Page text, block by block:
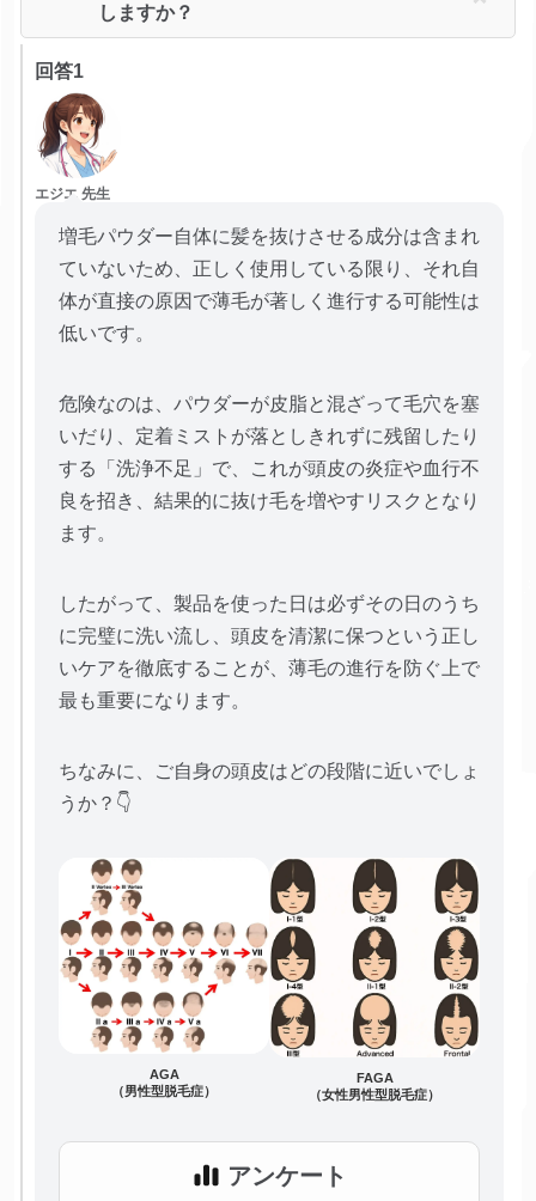
しますか？
回答1
エジエ 先生
増毛パウダー自体に髪を抜けさせる成分は含まれ
ていないため、正しく使用している限り、それ自
体が直接の原因で薄毛が著しく進行する可能性は
低いです。
危険なのは、パウダーが皮脂と混ざって毛穴を塞
いだり、定着ミストが落としきれずに残留したり
する「洗浄不足」で、これが頭皮の炎症や血行不
良を招き、結果的に抜け毛を増やすリスクとなり
ます。
したがって、製品を使った日は必ずその日のうち
に完璧に洗い流し、頭皮を清潔に保つという正し
いケアを徹底することが、薄毛の進行を防ぐ上で
最も重要になります。
ちなみに、ご自身の頭皮はどの段階に近いでしょ
うか？👇
AGA
（男性型脱毛症）
FAGA
（女性男性型脱毛症）
アンケート